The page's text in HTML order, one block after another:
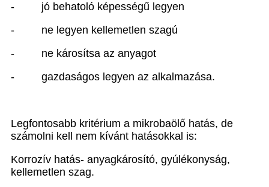
-
jó behatoló képességű legyen
-
ne legyen kellemetlen szagú
-
ne károsítsa az anyagot
-
gazdaságos legyen az alkalmazása.
Legfontosabb kritérium a mikrobaölő hatás, de
számolni kell nem kívánt hatásokkal is:
Korrozív hatás- anyagkárosító, gyúlékonyság,
kellemetlen szag.